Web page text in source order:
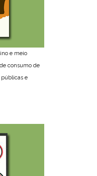
e meio
consumo de
públicas e